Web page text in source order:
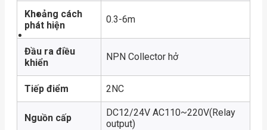
Khoảng cách
phát hiện
0.3-6m
Đầu ra điều
khiển
NPN Collector hở
Tiếp điểm 2NC
Nguồn cấp
DC12/24V AC110~220V(Relay
output)